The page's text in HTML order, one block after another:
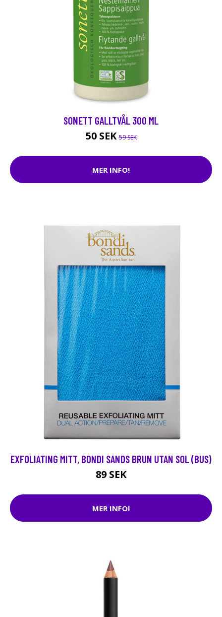
SONETT GALLTVÅL 300 ML
50 SEK59 SEK
MER INFO!
EXFOLIATING MITT, BONDI SANDS BRUN UTAN SOL (BUS)
89 SEK
MER INFO!